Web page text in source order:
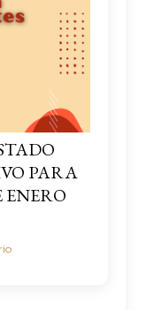
PARA
ENERO